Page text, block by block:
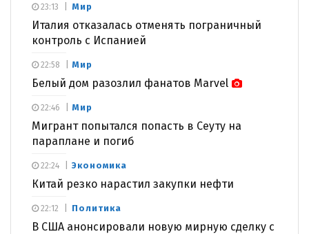
Мир
Италия отказалась отменять пограничный
контроль с Испанией
23:13
Мир
Белый дом разозлил фанатов Marvel
22:58
Мир
Мигрант попытался попасть в Сеуту на
параплане и погиб
22:46
Экономика
Китай резко нарастил закупки нефти
22:24
Политика
В США анонсировали новую мирную сделку с
22:12